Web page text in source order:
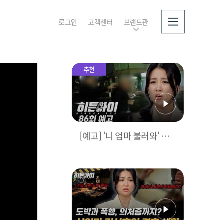
로그인 고객센터 브랜드관
개 추천
[예고] '니 엄마 불러와' 집